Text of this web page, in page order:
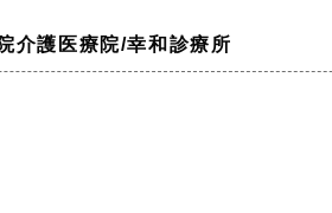
介護医療院/幸和診療所